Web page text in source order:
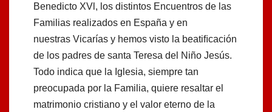
Benedicto XVl, los distintos Encuentros de las
Familias realizados en España y en
nuestras Vicarías y hemos visto la beatiﬁcación
de los padres de santa Teresa del Niño Jesús.
Todo indica que la Iglesia, siempre tan
preocupada por la Familia, quiere resaltar el
matrimonio cristiano y el valor eterno de la